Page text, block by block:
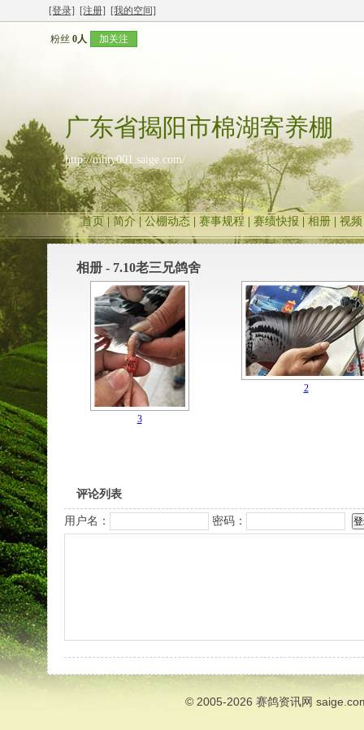
[登录] [注册] [我的空间]
粉丝 0人 加关注
广东省揭阳市棉湖寄养棚
http://mhty001.saige.com/
首页 | 简介 公棚动态 赛事规程 赛绩快报 相册 视频
相册 - 7.10老三兄鸽舍
3
2
评论列表
用户名： 密码：
© 2005-2026 赛鸽资讯网